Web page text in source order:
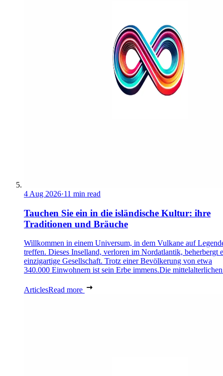
4 Aug 2026·11 min read
Tauchen Sie ein in die isländische Kultur: ihre
Traditionen und Bräuche
Willkommen in einem Universum, in dem Vulkane auf
treffen. Dieses Inselland, verloren im Nordatlantik, beherbergt
einzigartige Gesellschaft. Trotz einer Bevölkerung von etwa
340.000 Einwohnern ist sein Erbe immens.Die
ArticlesRead more